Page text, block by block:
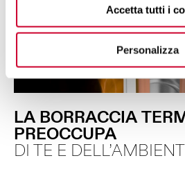
Accetta tutti i
Personalizza
LA BORRACCIA
PREOCCUPA
DI TE E